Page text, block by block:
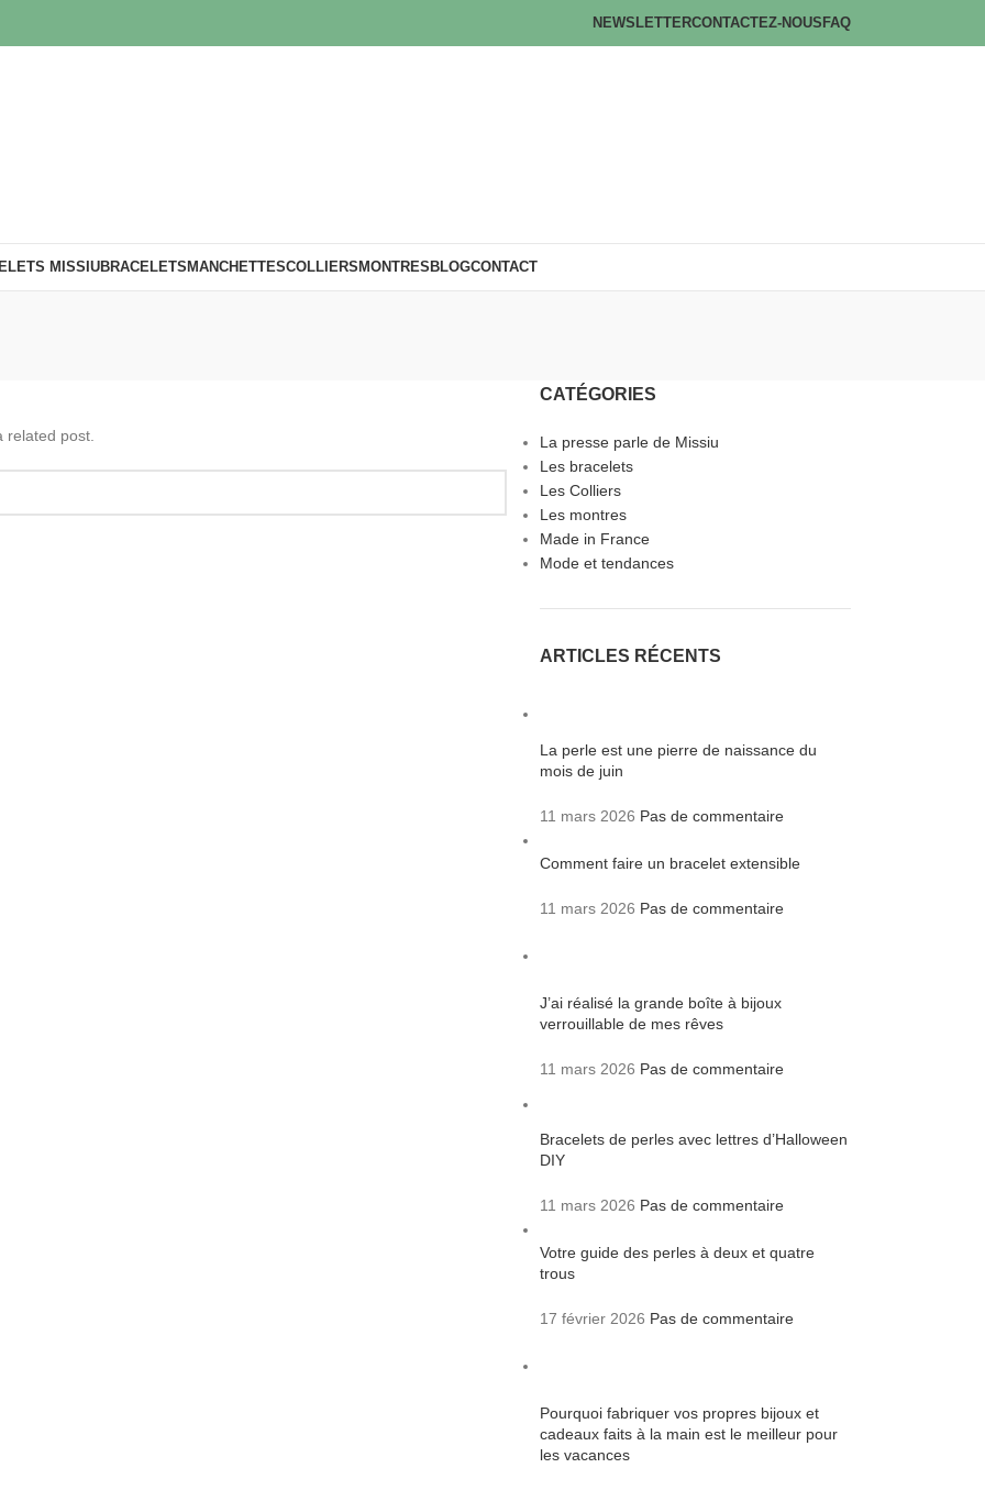
NEWSLETTERCONTACTEZ-NOUS FAQ
MISSIUBRACELETS MANCHETTESCOLLIERS MONTRES BLOGCONTACT
post.
CATÉGORIES
La presse parle de Missiu
Les bracelets
Les Colliers
Les montres
Made in France
Mode et tendances
ARTICLES RÉCENTS
La perle est une pierre de naissance du
mois de juin
11 mars 2026 Pas de commentaire
Comment faire un bracelet extensible
11 mars 2026 Pas de commentaire
J’ai réalisé la grande boîte à bijoux
verrouillable de mes rêves
11 mars 2026 Pas de commentaire
Bracelets de perles avec lettres d’Halloween
DIY
11 mars 2026 Pas de commentaire
Votre guide des perles à deux et quatre
trous
17 février 2026 Pas de commentaire
Pourquoi fabriquer vos propres bijoux et
cadeaux faits à la main est le meilleur pour
les vacances